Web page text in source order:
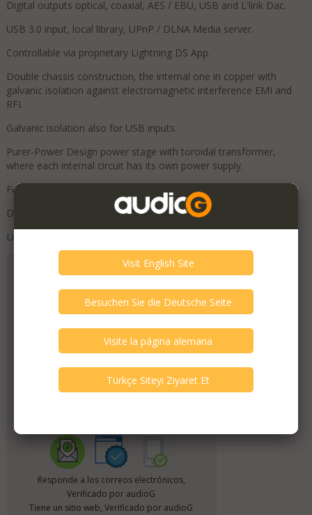
Digital outputs optical, coaxial, AES / EBU, USB and L'link Dac.
USB 3.0 input, local library, UPnP / DLNA Media server.
Controllable via proprietary Lightning DS App.
Double chassis construction, the internal one in copper with
galvanic isolation against electromagnetic interference EMI and
RFI.
Galvanic isolation also for USB inputs.
Purer-Power Design power stage with toroidal transformer,
where each internal circuit has its own power supply.
Feet with six different internal springs, acoustically calibrated.
Dimensions (WxHxD) 340x96x320mm.
List price €7200
Mondo Audio
Fecha de registroJuly 2019
¡Verifica a este miembro!
La persona ha verificado.
Responde a los correos electrónicos,
Verificado por audioG
Tiene un sitio web, Verificado por audioG